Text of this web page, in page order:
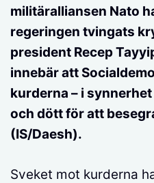
militäralliansen Nato
regeringen tvingats
president Recep
innebär att
kurderna – i
och dött för att
(IS/Daesh).
Sveket mot kurderna